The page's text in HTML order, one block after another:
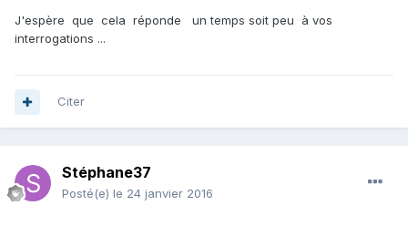
J'espère que cela réponde un temps soit peu à vos
interrogations ...
Citer
Stéphane37
Posté(e) le 24 janvier 2016